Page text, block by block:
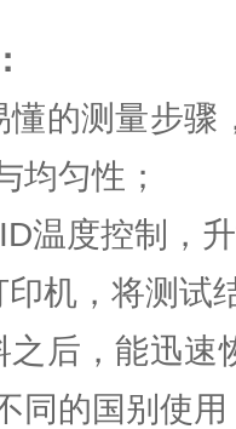
懂的测量步骤
均匀性；
温度控制，
印机，将测试
之后，能迅速
同的国别使用